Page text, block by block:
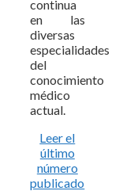
continua
en las
diversas
especialidades
del
conocimiento
médico
actual.
Leer el
último
número
publicado